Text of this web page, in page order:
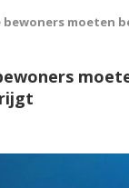
moeten